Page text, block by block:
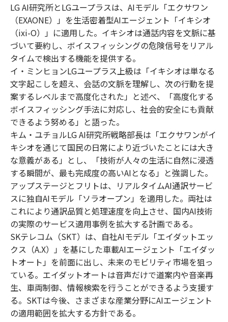
LG AI研究所とLGユープラスは、AIモデル「エクサワン
（EXAONE）」を生活密着型AIエージェント「イキシオ
（ixi-O）」に適用した。イキシオは通話内容を文脈に基
づいて要約し、ボイスフィッシングの危険信号をリアル
タイムで検出する機能を提供する。
イ・ミンヒョンLGユープラス上級は「イキシオは単なる
文字起こしを超え、会話の文脈を理解し、次の行動を提
案するレベルまで高度化された」と述べ、「高度化する
ボイスフィッシング手法に対応し、社会的安全にも貢献
できるよう努める」と語った。
キム・ユチョルLG AI研究所戦略部長は「エクサワンがイ
キシオを通じて国民の日常により近づいたことには大き
な意義がある」とし、「技術が人々の生活に自然に浸透
する瞬間が、最も完成度の高いAIとなる」と強調した。
アップステージとフリトは、リアルタイムAI通訳サービ
スに独自AIモデル「ソラオープン」を適用した。両社は
これにより通訳品質と処理速度を向上させ、国内AI技術
の実際のサービス適用事例を拡大する計画である。
SKテレコム（SKT）は、自社AIモデル「エイダットエッ
クス（A.X）」を基にした車載AIエージェント「エイダッ
トオート」を前面に出し、未来のモビリティ市場を狙っ
ている。エイダットオートは音声だけで道案内や音楽再
生、車両制御、情報検索を行うことができるよう支援す
る。SKTは今後、さまざまな産業分野にAIエージェント
の適用範囲を拡大する方針である。